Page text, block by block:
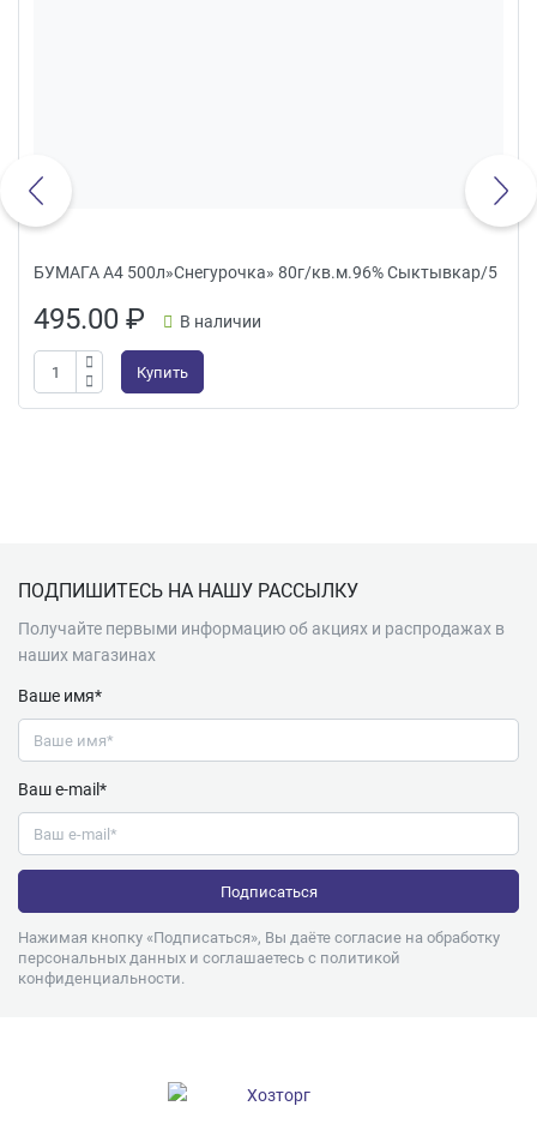
БУМАГА А4 500л»Снегурочка» 80г/кв.м.96% Сыктывкар/5
495.00₽ В наличии
Купить
ПОДПИШИТЕСЬ НА НАШУ РАССЫЛКУ
Получайте первыми информацию об акциях и распродажах в
наших магазинах
Ваше имя*
Ваш e-mail*
Нажимая кнопку «Подписаться», Вы даёте согласие на обработку
персональных данных и соглашаетесь с политикой
конфиденциальности.